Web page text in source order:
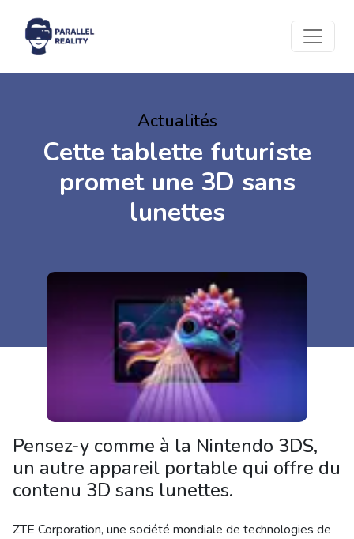
Actualités
Cette tablette futuriste
promet une 3D sans
lunettes
Pensez-y comme à la Nintendo 3DS,
un autre appareil portable qui offre du
contenu 3D sans lunettes.
ZTE Corporation, une société mondiale de technologies de